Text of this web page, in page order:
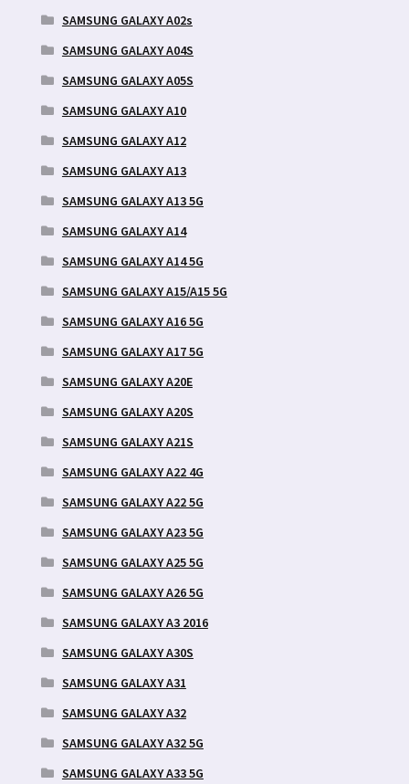
SAMSUNG GALAXY A02s
SAMSUNG GALAXY A04S
SAMSUNG GALAXY A05S
SAMSUNG GALAXY A10
SAMSUNG GALAXY A12
SAMSUNG GALAXY A13
SAMSUNG GALAXY A13 5G
SAMSUNG GALAXY A14
SAMSUNG GALAXY A14 5G
SAMSUNG GALAXY A15/A15 5G
SAMSUNG GALAXY A16 5G
SAMSUNG GALAXY A17 5G
SAMSUNG GALAXY A20E
SAMSUNG GALAXY A20S
SAMSUNG GALAXY A21S
SAMSUNG GALAXY A22 4G
SAMSUNG GALAXY A22 5G
SAMSUNG GALAXY A23 5G
SAMSUNG GALAXY A25 5G
SAMSUNG GALAXY A26 5G
SAMSUNG GALAXY A3 2016
SAMSUNG GALAXY A30S
SAMSUNG GALAXY A31
SAMSUNG GALAXY A32
SAMSUNG GALAXY A32 5G
SAMSUNG GALAXY A33 5G